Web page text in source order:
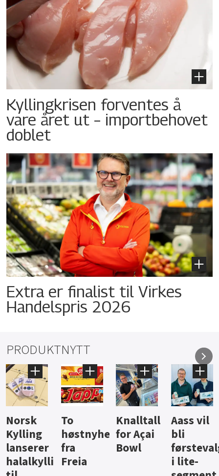
Kyllingkrisen forventes å
vare året ut – importbehovet
doblet
Extra er finalist til Virkes
Handelspris 2026
PRODUKTNYTT
Knalltall
for Açai
Bowl
Aass vil
bli
førstevalg
i lite-
Brus og
jus fra
Berentsen
Hard
iste fra
Hansa